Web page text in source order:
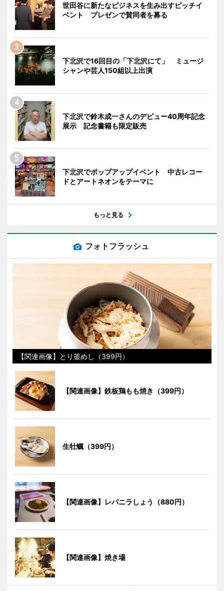
世田谷に新たなビジネスを生み出すピッチイ
ベント プレゼンで賛同者を募る
下北沢で16回目の「下北沢にて」 ミュージ
シャンや芸人150組以上出演
下北沢で鈴木成一さんのデビュー40周年記念
展示 記念書籍も限定販売
下北沢でポップアップイベント 中古レコー
ドとアートネオンをテーマに
もっと見る
フォトフラッシュ
【関連画像】とり釜めし（399円）
【関連画像】鉄板鶏もも焼き（399円）
生牡蠣（399円）
【関連画像】レバニラしょう（880円）
【関連画像】焼き場